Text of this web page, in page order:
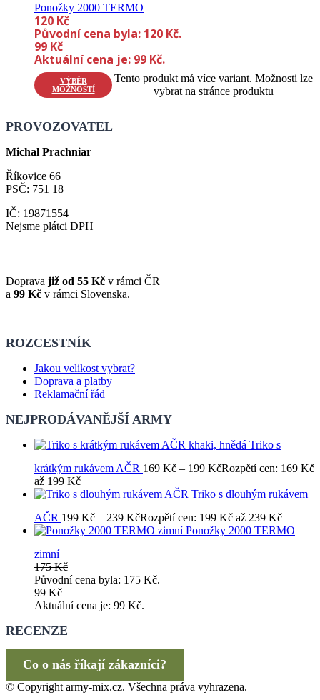
Ponožky 2000 TERMO
120Kč
Původní cena byla: 120 Kč.
99 Kč
Aktuální cena je: 99 Kč.
VÝBĚR
MOŽNOSTÍ
Tento produkt má více variant. Možnosti lze
vybrat na stránce produktu
PROVOZOVATEL
Michal Prachniar
Říkovice 66
PSČ: 751 18
IČ: 19871554
Nejsme plátci DPH
Doprava již od 55 Kč v rámci ČR
a 99 Kč v rámci Slovenska.
ROZCESTNÍK
Jakou velikost vybrat?
Doprava a platby
Reklamační řád
NEJPRODÁVANĚJŠÍ ARMY
Triko s
krátkým rukávem AČR 169 Kč – 199 KčRozpětí cen: 169 Kč
až 199 Kč
Triko s dlouhým rukávem
AČR 199 Kč – 239 KčRozpětí cen: 199 Kč až 239 Kč
Ponožky 2000 TERMO
zimní
175Kč
Původní cena byla: 175 Kč.
99 Kč
Aktuální cena je: 99 Kč.
RECENZE
Co o nás říkají zákazníci?
© Copyright army-mix.cz. Všechna práva vyhrazena.